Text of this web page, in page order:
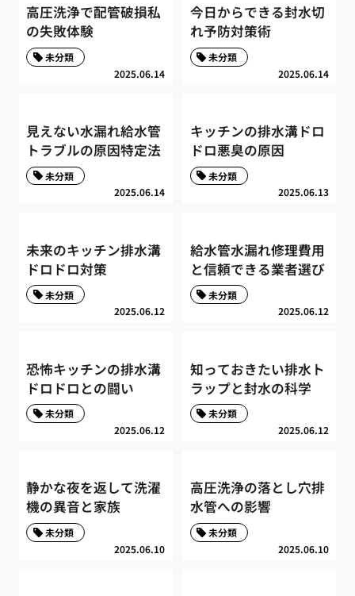
高圧洗浄で配管破損私
の失敗体験
2025.06.14
未分類
今日からできる封水切
れ予防対策術
2025.06.14
未分類
見えない水漏れ給水管
トラブルの原因特定法
2025.06.14
未分類
キッチンの排水溝ドロ
ドロ悪臭の原因
2025.06.13
未分類
未来のキッチン排水溝
ドロドロ対策
2025.06.12
未分類
給水管水漏れ修理費用
と信頼できる業者選び
2025.06.12
未分類
恐怖キッチンの排水溝
ドロドロとの闘い
2025.06.12
未分類
知っておきたい排水ト
ラップと封水の科学
2025.06.12
未分類
静かな夜を返して洗濯
機の異音と家族
2025.06.10
未分類
高圧洗浄の落とし穴排
水管への影響
2025.06.10
未分類